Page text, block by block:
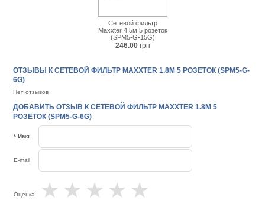
Сетевой фильтр
Maxxter 4.5м 5 розеток
(SPM5-G-15G)
246.00 грн
ОТЗЫВЫ К СЕТЕВОЙ ФИЛЬТР MAXXTER 1.8М 5 РОЗЕТОК (SPM5-G-
6G)
Нет отзывов
ДОБАВИТЬ ОТЗЫВ К СЕТЕВОЙ ФИЛЬТР MAXXTER 1.8М 5
РОЗЕТОК (SPM5-G-6G)
* Имя
E-mail
Оценка ★
★
★
★
★